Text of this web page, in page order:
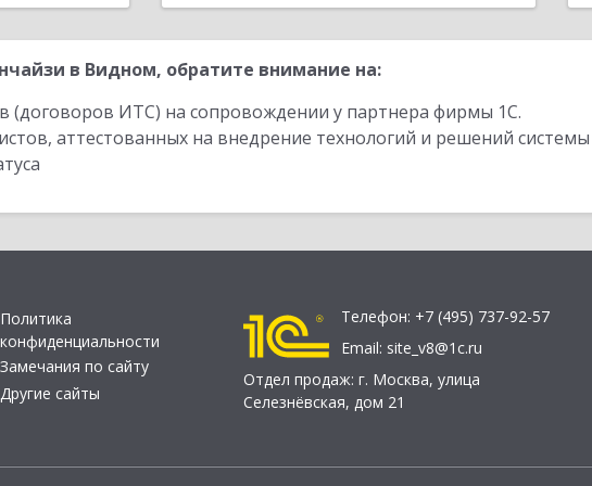
в Видном, обратите внимание на:
(договоров ИТС) на сопровождении у партнера фирмы 1С.
аттестованных на внедрение технологий и решений
Политика
конфиденциальности
Замечания по сайту
Другие сайты
Телефон: +7 (495) 737-92-57
Email: site_v8@1c.ru
Отдел продаж: г. Москва, улица
Селезнёвская, дом 21